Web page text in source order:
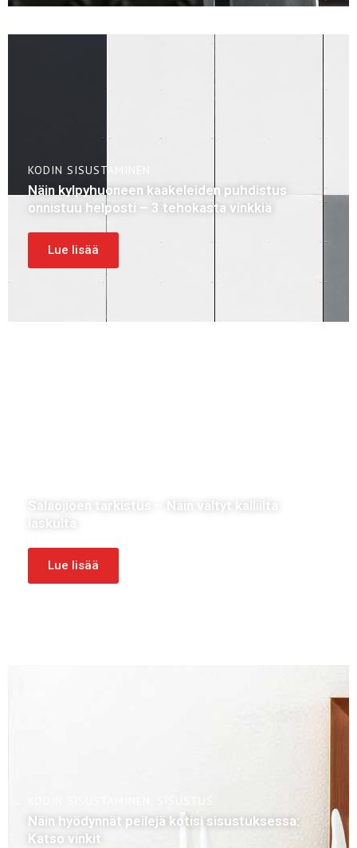
KODIN SISUSTAMINEN
Näin kylpyhuoneen kaakeleiden puhdistus
onnistuu helposti – 3 tehokasta vinkkiä
Lue lisää
Salaojioen tarkistus – Näin vältyt kalliilta
laskulta
Lue lisää
Näin hyödynnät peilejä kotisi sisustuksessa:
Katso vinkit